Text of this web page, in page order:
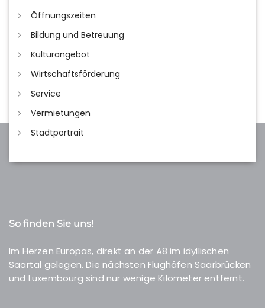
Öffnungszeiten
Bildung und Betreuung
Kulturangebot
Wirtschaftsförderung
Service
Vermietungen
Stadtportrait
So finden Sie uns!
Im Herzen Europas, direkt an der A8 im idyllischen
Saartal gelegen. Die nächsten Flughäfen Saarbrücken
und Luxembourg sind nur wenige Kilometer entfernt.